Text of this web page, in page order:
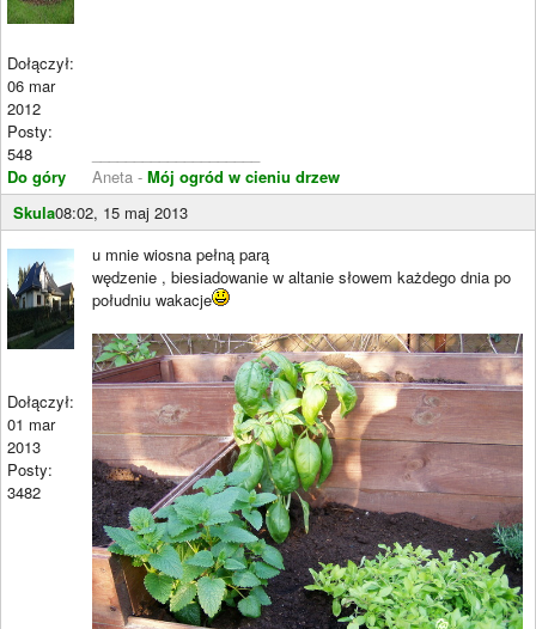
Dołączył:
06 mar
2012
Posty:
548
Do góry
Aneta - Mój ogród w cieniu drzew
Skula08:02, 15 maj 2013
Dołączył:
01 mar
2013
Posty:
3482
u mnie wiosna pełną parą
wędzenie , biesiadowanie w altanie słowem każdego dnia po
południu wakacje